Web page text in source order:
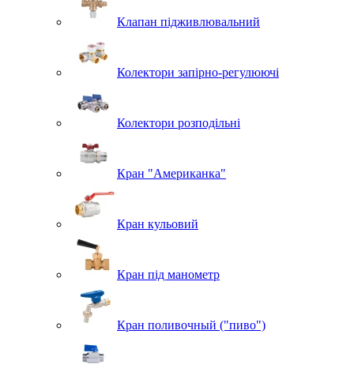
Клапан підживлювальний
Колектори запірно-регулюючі
Колектори розподільні
Кран "Американка"
Кран кульовий
Кран під манометр
Кран поливочный ("пиво")